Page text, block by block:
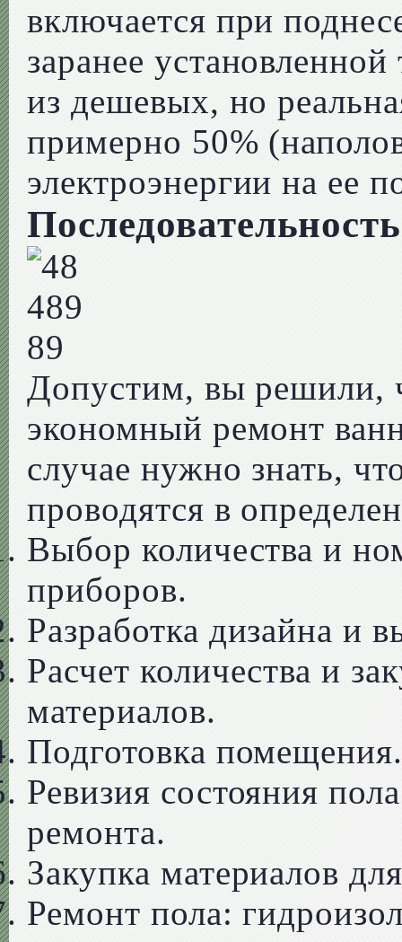
включается при
заранее
из дешевых, но
примерно 50%
электроэнергии на ее
Допустим, вы решили,
экономный ремонт
случае нужно знать,
проводятся в
Выбор количества и
приборов.
Разработка дизайна и
Расчет количества и
материалов.
Подготовка
Ревизия состояния
ремонта.
Закупка материалов
Ремонт пола: